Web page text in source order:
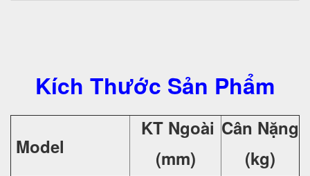
Kích Thước Sản Phẩm
Model
KT Ngoài
(mm)
Cân Nặng
(kg)